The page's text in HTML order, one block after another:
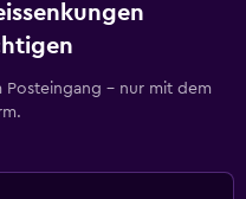
Posteingang – nur mit dem